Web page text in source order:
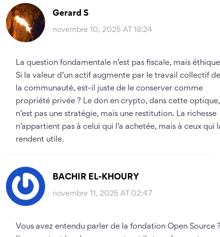
Gerard S
novembre 10, 2025 AT 18:24
La question fondamentale n’est pas fiscale, mais
Si la valeur d’un actif augmente par le travail collectif de
la communauté, est-il juste de le conserver comme
propriété privée ? Le don en crypto, dans cette optique,
n’est pas une stratégie, mais une restitution. La richesse
n’appartient pas à celui qui l’a achetée, mais à ceux qui
rendent utile.
BACHIR EL-KHOURY
novembre 11, 2025 AT 02:47
Vous avez entendu parler de la fondation Open Source